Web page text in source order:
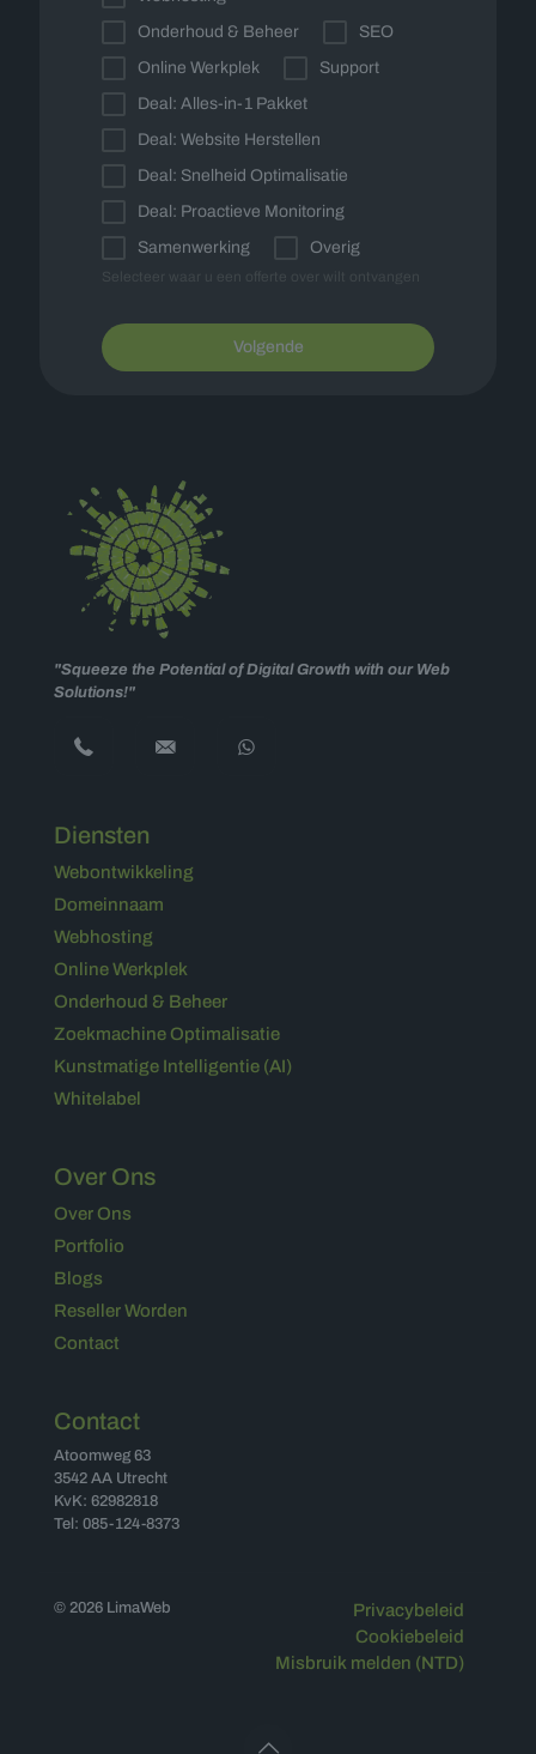
Onderhoud & Beheer
SEO
Online Werkplek
Support
Deal: Alles-in-1 Pakket
Deal: Website Herstellen
Deal: Snelheid Optimalisatie
Deal: Proactieve Monitoring
Samenwerking
Overig
Volgende
"Squeeze the Potential of Digital Growth with our Web
Solutions!"
Diensten
Webontwikkeling
Domeinnaam
Webhosting
Online Werkplek
Onderhoud & Beheer
Zoekmachine Optimalisatie
Kunstmatige Intelligentie (AI)
Whitelabel
Over Ons
Over Ons
Portfolio
Blogs
Reseller Worden
Contact
Contact
Atoomweg 63
3542 AA Utrecht
KvK: 62982818
Tel: 085-124-8373
© 2026 LimaWeb
Privacybeleid
Cookiebeleid
Misbruik melden (NTD)